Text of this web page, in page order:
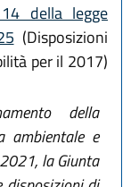
della legge
(Disposizioni
per il 2017)
della
ambientale e
la Giunta